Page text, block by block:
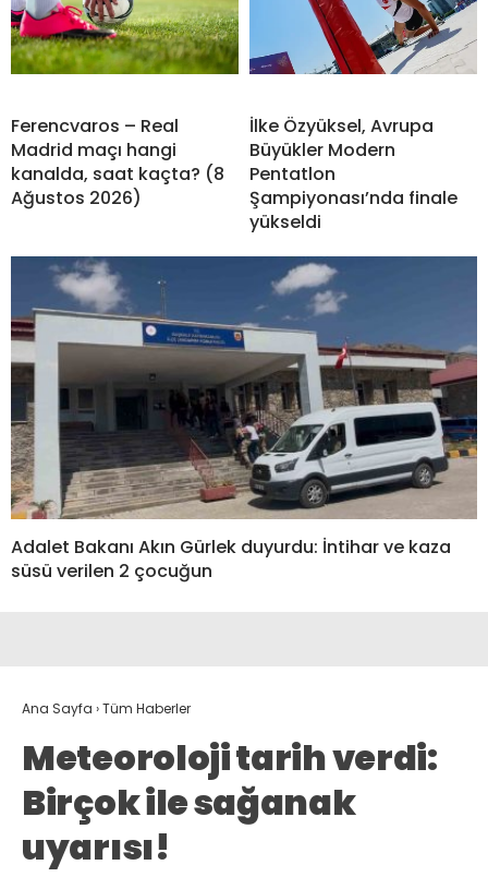
Ferencvaros – Real
Madrid maçı hangi
kanalda, saat kaçta? (8
Ağustos 2026)
İlke Özyüksel, Avrupa
Büyükler Modern
Pentatlon
Şampiyonası’nda finale
yükseldi
Adalet Bakanı Akın Gürlek duyurdu: İntihar ve kaza
süsü verilen 2 çocuğun
Ana Sayfa ›Tüm Haberler
Meteoroloji tarih verdi:
Birçok ile sağanak
uyarısı!